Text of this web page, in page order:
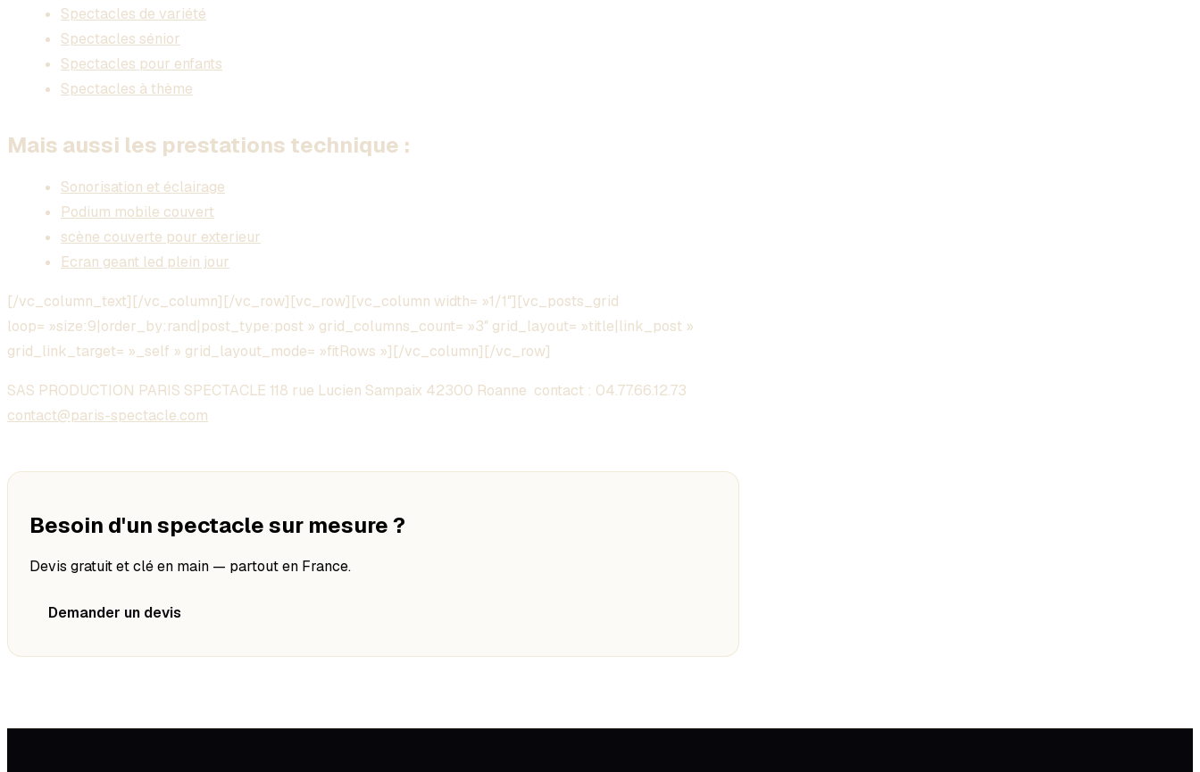
Spectacles de variété
Spectacles sénior
Spectacles pour enfants
Spectacles à thème
Mais aussi les prestations technique :
Sonorisation et éclairage
Podium mobile couvert
scène couverte pour exterieur
Ecran geant led plein jour
[/vc_column_text][/vc_column][/vc_row][vc_row][vc_column width= »1/1″][vc_posts_grid
loop= »size:9|order_by:rand|post_type:post » grid_columns_count= »3″ grid_layout= »title|link_post »
grid_link_target= »_self » grid_layout_mode= »fitRows »][/vc_column][/vc_row]
SAS PRODUCTION PARIS SPECTACLE 118 rue Lucien Sampaix 42300 Roanne contact : 04.77.66.12.73
contact@paris-spectacle.com
Besoin d'un spectacle sur mesure ?
Devis gratuit et clé en main — partout en France.
Demander un devis